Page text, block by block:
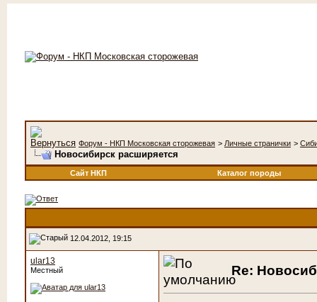
Форум - НКП Московская сторожевая > Личные странички >
Новосибирск расширяется
Сайт НКП Каталог породы
12.04.2012, 19:15
ular13
Местный Re: